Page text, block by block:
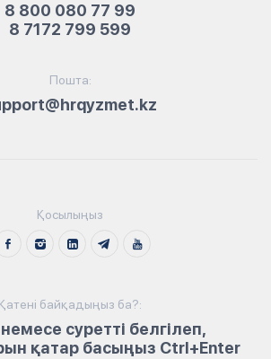
8 800 080 77 99
8 7172 799 599
Пошта:
Қосылыңыз
Қатені байқадыңыз ба?:
суретті белгілеп,
қатар басыңыз Ctrl+Enter